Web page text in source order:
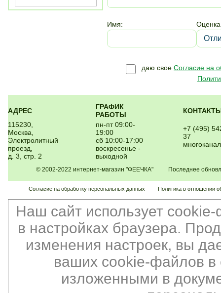
Имя:
даю свое Согласие на
АДРЕС
ГРАФИК
РАБОТЫ
115230,
Москва,
Электролитный
проезд,
д. 3, стр. 2
пн-пт 09:00-
19:00
сб 10:00-17:00
воскресенье -
выходной
+7 (495)
37
© 2002-2022 интернет-магазин "ФЕЕЧКА" Последнее
Согласие на обработку персональных данных Политика в отношении
Наш сайт использует
в настройках браузера.
изменения настроек, вы
ваших cookie-файлов в
изложенными в